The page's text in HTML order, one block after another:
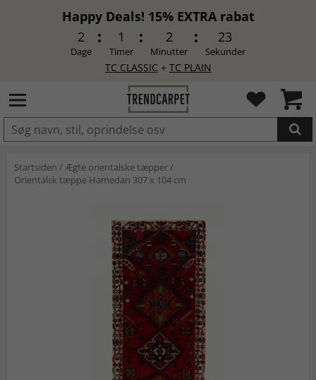
Happy Deals! 15% EXTRA rabat
2
Dage
1
Timer
2
Minutter
22
Sekunder
TC CLASSIC + TC PLAIN
LAGT I INDKØBSKURVEN.
Startsiden /Ægte orientalske tæpper/
Orientalsk tæppe Hamedan 307 x 104 cm